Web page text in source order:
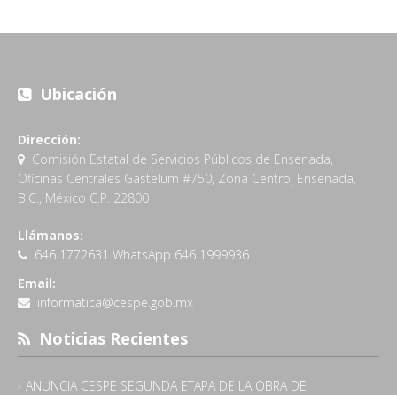
Ubicación
Dirección:
Comisión Estatal de Servicios Públicos de Ensenada,
Oficinas Centrales Gastelum #750, Zona Centro, Ensenada,
B.C., México C.P. 22800
Llámanos:
646 1772631 WhatsApp 646 1999936
Email:
informatica@cespe.gob.mx
Noticias Recientes
ANUNCIA CESPE SEGUNDA ETAPA DE LA OBRA DE